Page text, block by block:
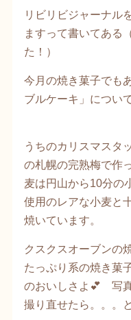
リビリビジャーナル
ますって書いてある
た！）
今月の焼き菓子でも
ブルケーキ」につい
うちのカリスマスタ
の札幌の完熟梅で作
麦は円山から10分の
使用のレアな小麦と
焼いています。
クスクスオーブンの
たっぷり系の焼き菓
のおいしさよ💕 写
撮り直せたら。。。